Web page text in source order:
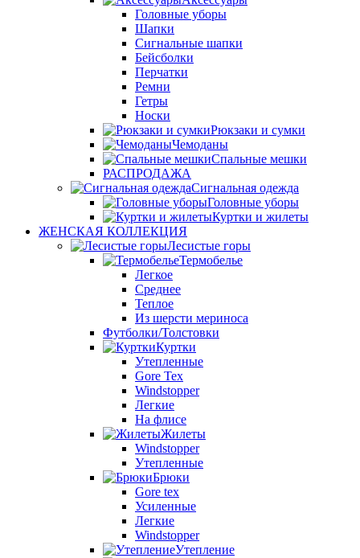
Головные уборы
Шапки
Сигнальные шапки
Бейсболки
Перчатки
Ремни
Гетры
Носки
Рюкзаки и сумки
Чемоданы
Спальные мешки
РАСПРОДАЖА
Сигнальная одежда
Головные уборы
Куртки и жилеты
ЖЕНСКАЯ КОЛЛЕКЦИЯ
Лесистые горы
Термобелье
Легкое
Среднее
Теплое
Из шерсти мериноса
Футболки/Толстовки
Куртки
Утепленные
Gore Tex
Windstopper
Легкие
На флисе
Жилеты
Windstopper
Утепленные
Брюки
Gore tex
Усиленные
Легкие
Windstopper
Утепление